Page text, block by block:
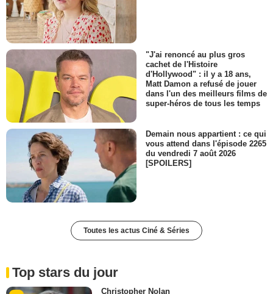
"J'ai renoncé au plus gros
cachet de l'Histoire
d'Hollywood" : il y a 18 ans,
Matt Damon a refusé de jouer
dans l'un des meilleurs films de
super-héros de tous les temps
Demain nous appartient : ce qui
vous attend dans l'épisode 2265
du vendredi 7 août 2026
[SPOILERS]
Toutes les actus Ciné & Séries
Top stars du jour
Christopher Nolan